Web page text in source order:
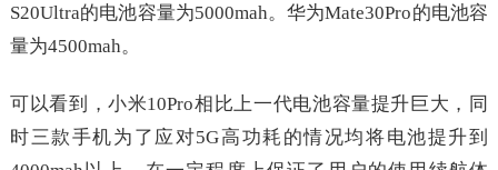
S20Ultra的电池容量为5000mah。华为Mate30Pro的电池容
量为4500mah。
可以看到，小米10Pro相比上一代电池容量提升巨大，同
时三款手机为了应对5G高功耗的情况均将电池提升到